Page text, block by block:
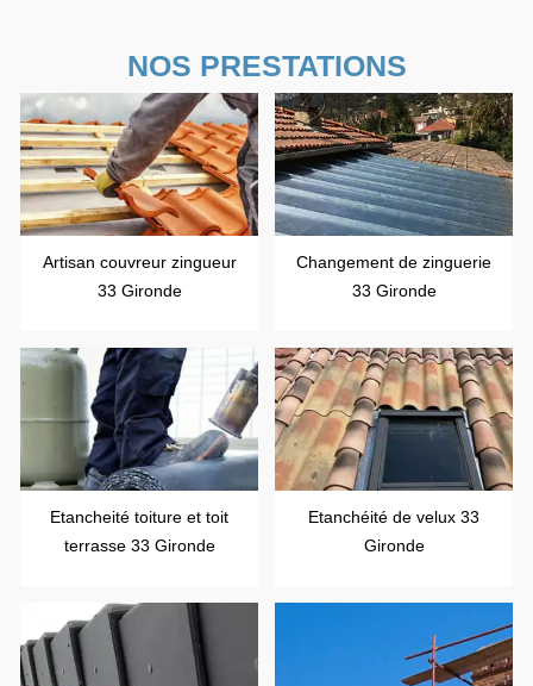
NOS PRESTATIONS
Artisan couvreur zingueur
33 Gironde
Changement de zinguerie
33 Gironde
Etancheité toiture et toit
terrasse 33 Gironde
Etanchéité de velux 33
Gironde